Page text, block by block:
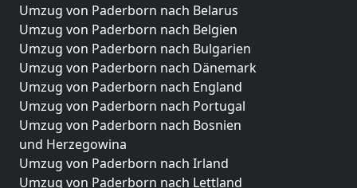
Umzug von Paderborn nach Belarus
Umzug von Paderborn nach Belgien
Umzug von Paderborn nach Bulgarien
Umzug von Paderborn nach Dänemark
Umzug von Paderborn nach England
Umzug von Paderborn nach Portugal
Umzug von Paderborn nach Bosnien
und Herzegowina
Umzug von Paderborn nach Irland
Umzug von Paderborn nach Lettland